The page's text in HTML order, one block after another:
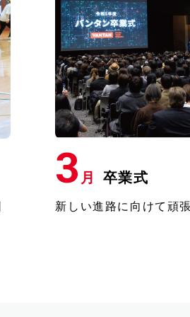
3 月 卒業式
新しい進路に向けて頑